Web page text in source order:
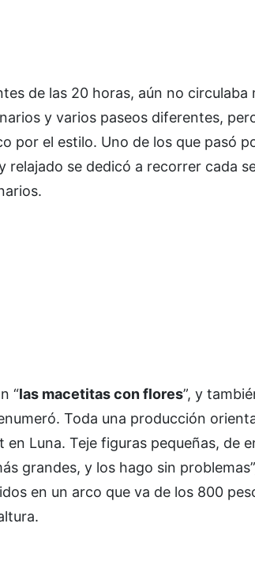
de las 20 horas, aún no
y varios paseos diferentes,
por el estilo. Uno de los que pasó
relajado se dedicó a recorrer cada
“las macetitas con flores”, y
Toda una producción
Luna. Teje figuras pequeñas, de
grandes, y los hago sin
en un arco que va de los 800